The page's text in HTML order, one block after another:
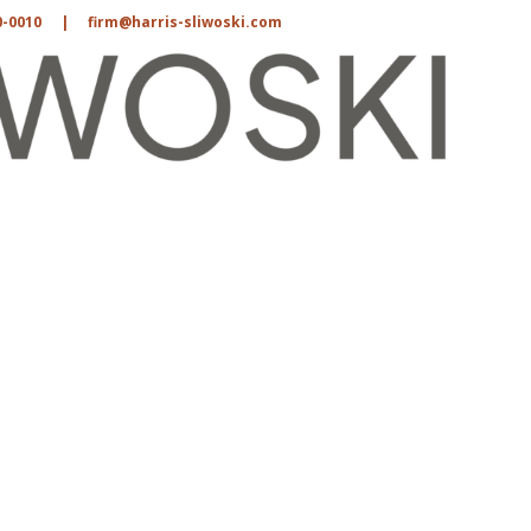
0010 | firm@harris-sliwoski.com